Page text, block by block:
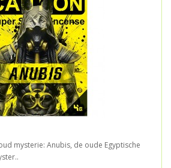
mysterie: Anubis, de oude Egyptische